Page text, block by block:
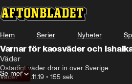
Hem Serier Nyheter
Varnar för kaosväder och
Väder
Ostadigt väder drar in över Sverige
Väder• 12.11.19 • 155 sek
Se mer